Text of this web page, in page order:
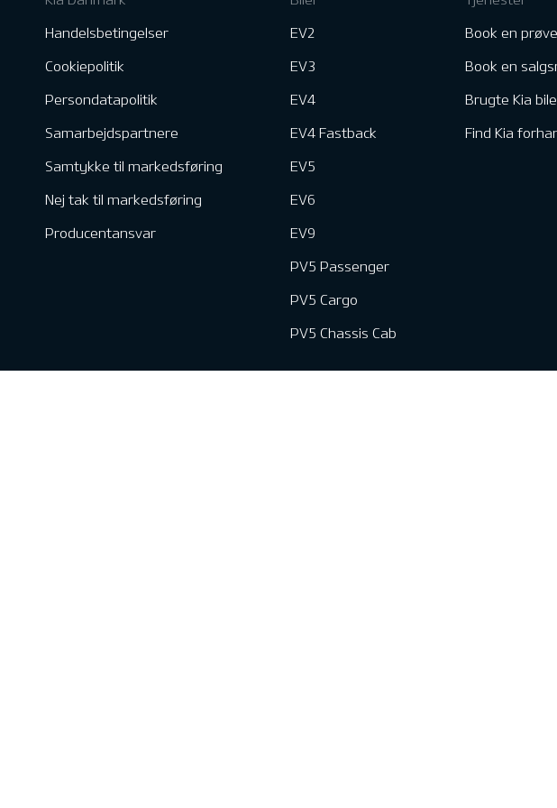
Handelsbetingelser
Cookiepolitik
Persondatapolitik
Samarbejdspartnere
Samtykke til markedsføring
Nej tak til markedsføring
Producentansvar
EV2
EV3
EV4
EV4 Fastback
EV5
EV6
EV9
PV5 Passenger
PV5 Cargo
PV5 Chassis Cab
Book en
Book en
Brugte Kia
Find Kia